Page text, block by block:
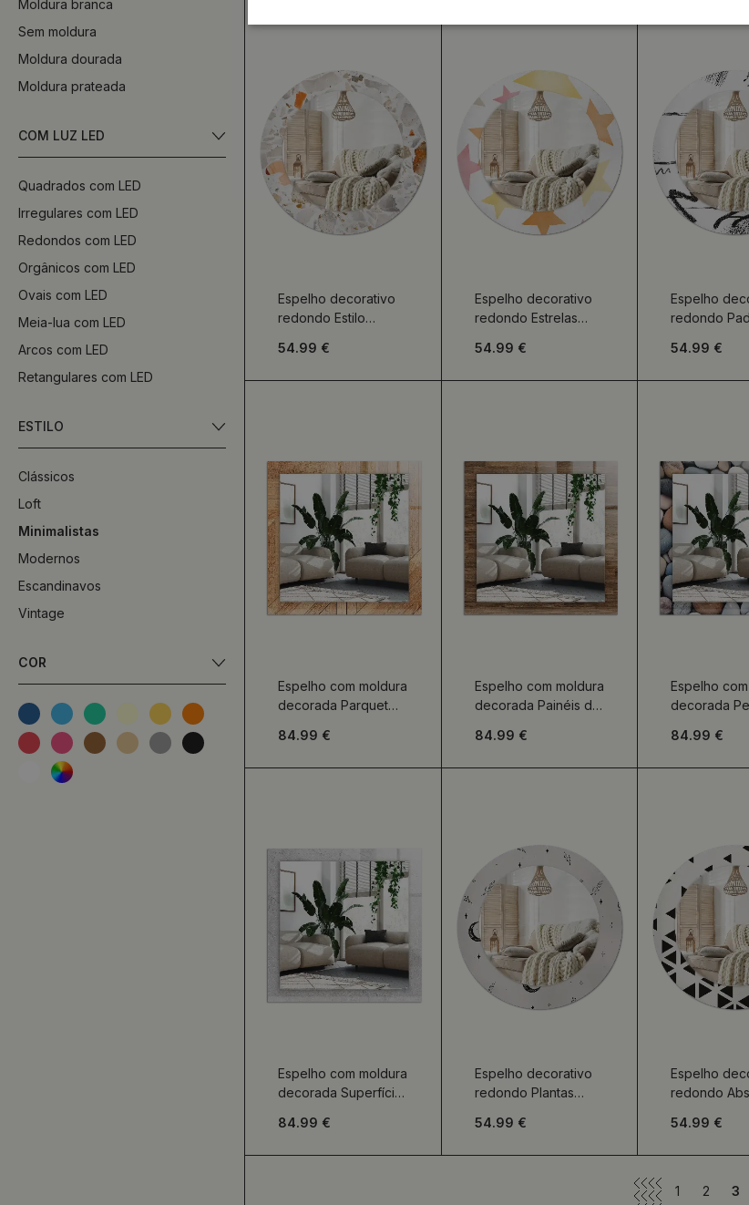
Moldura branca
Sem moldura
Moldura dourada
Moldura prateada
COM LUZ LED
Quadrados com LED
Irregulares com LED
Redondos com LED
Orgânicos com LED
Ovais com LED
Meia-lua com LED
Arcos com LED
Retangulares com LED
ESTILO
Clássicos
Loft
Minimalistas
Modernos
Escandinavos
Vintage
COR
Espelho decorativo
redondo Estilo
54.99 €
Espelho decorativo
redondo Estrelas
54.99 €
Espelho
redondo
54.99 €
Espelho com moldura
decorada Parquet
84.99 €
Espelho com moldura
decorada Painéis de
84.99 €
Espelho
decorada
84.99 €
Espelho com moldura
decorada Superfície
84.99 €
Espelho decorativo
redondo Plantas
54.99 €
Espelho
redondo
54.99 €
1 2 3